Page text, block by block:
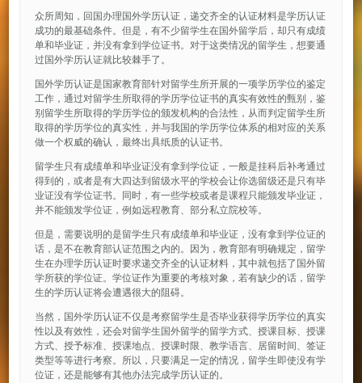
众所周知，回国办理国外学历认证，递交齐全的认证材料是学历认证
成功的最基础条件。但是，有不少留学生在国外留学后，却只有成绩
单和毕业证，并没有拿到学位证书。对于这类情况的留学生，想要通
过国外学历认证就比较棘手了。
国外学历认证是国家教育部针对留学生所开展的一项学历学位的鉴定
工作，通过对留学生所取得的学历学位证书的真实有效性的甄别，鉴
别留学生所取得的学历学位的颁发机构的合法性，从而判定留学生所
取得的学历学位的真实性，并与我国的学历学位体系的相对应的关系
做一个权威的确认，最终出具纸质的认证书。
留学生只有成绩单和毕业证没有拿到学位证，一般是挂科后补考通过
得到的，或者是有大四达到留级水平的学校会让你选留级还是只有毕
业证没有学位证书。同时，有一些学校或者是课程只能颁发毕业证，
并不能颁发学位证，例如远程教育、部分私立院校等。
但是，需要说明的是留学生只有成绩单和毕业证，没有拿到学位证的
话，是不在教育部认证范围之内的。因为，教育部有明确规定，留学
生在办理学历认证时要求递交齐全的认证材料，其中就包括了国外留
学所获的学位证。学位证作为重要的考核对象，若有缺少的话，留学
生的学历认证将会遭遇很大的阻碍。
当然，国外学历认证不仅是考察留学生是否毕业获得学历学位的真实
性以及有效性，还会对留学生国外留学的留学方式、授课目标、授课
方式、授予标准、授课地点、授课时限、教学语言、居留时间、签证
类型等等进行考察。所以，只要满足一定的情况，留学生即使没有学
位证，还是能够有其他办法完成学历认证的。